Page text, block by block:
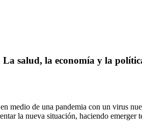
salud, la economía y la
medio de una pandemia con un virus
la nueva situación, haciendo emerger